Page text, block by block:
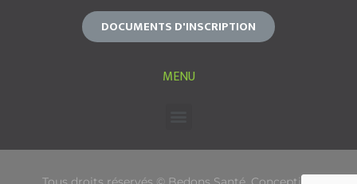
DOCUMENTS D'INSCRIPTION
MENU